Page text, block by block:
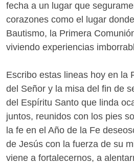
fecha a un lugar que
corazones como el lugar
Bautismo, la Primera
viviendo experiencias
Escribo estas lineas hoy en la
del Señor y la misa del fin de
del Espíritu Santo que linda
juntos, reunidos con los pies
la fe en el Año de la Fe
de Jesús con la fuerza de su
viene a fortalecernos, a